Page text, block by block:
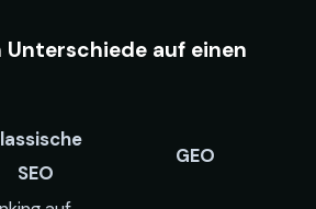
auf einen
SEO
GEO